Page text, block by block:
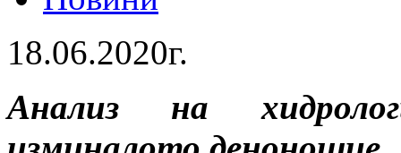
18.06.2020г.
Анализ на